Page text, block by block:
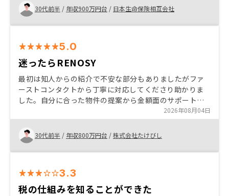
プリで資産状況を確認できる点や、初心者向けのサポー
ト体制が充実していたことも購入を決めた理由です。こ
れから検討される方には、短期的な利益だけでなく、長
いです。
30代前半 / 年収900万円台 / 日本生命保険相互会社
5.0
迷ったらRENOSY
最初は知人からの紹介で不安な部分もありましたがファ
ーストコンタクトから丁寧に対応してくださり助かりま
した。自分に合った物件の提案から金額面のサポートは
とても丁寧で安心できます。アフターケアも充実してま
すのでおすすめできます。
2026年08月04日
30代前半 / 年収800万円台 /株式会社たけびし
3.3
税の仕組みを知ることができた